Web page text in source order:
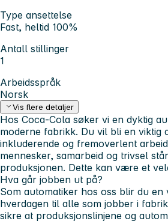
Type ansettelse
Fast, heltid 100%
Antall stillinger
1
Arbeidsspråk
Norsk
Vis flere detaljer
Hos Coca‑Cola søker vi en dyktig
moderne fabrikk. Du vil bli en viktig
inkluderende og fremoverlent
mennesker, samarbeid og trivsel
produksjonen. Dette kan være et
Hva går jobben ut på?
Som automatiker hos oss blir du en
hverdagen til alle som jobber i
sikre at produksjonslinjene og